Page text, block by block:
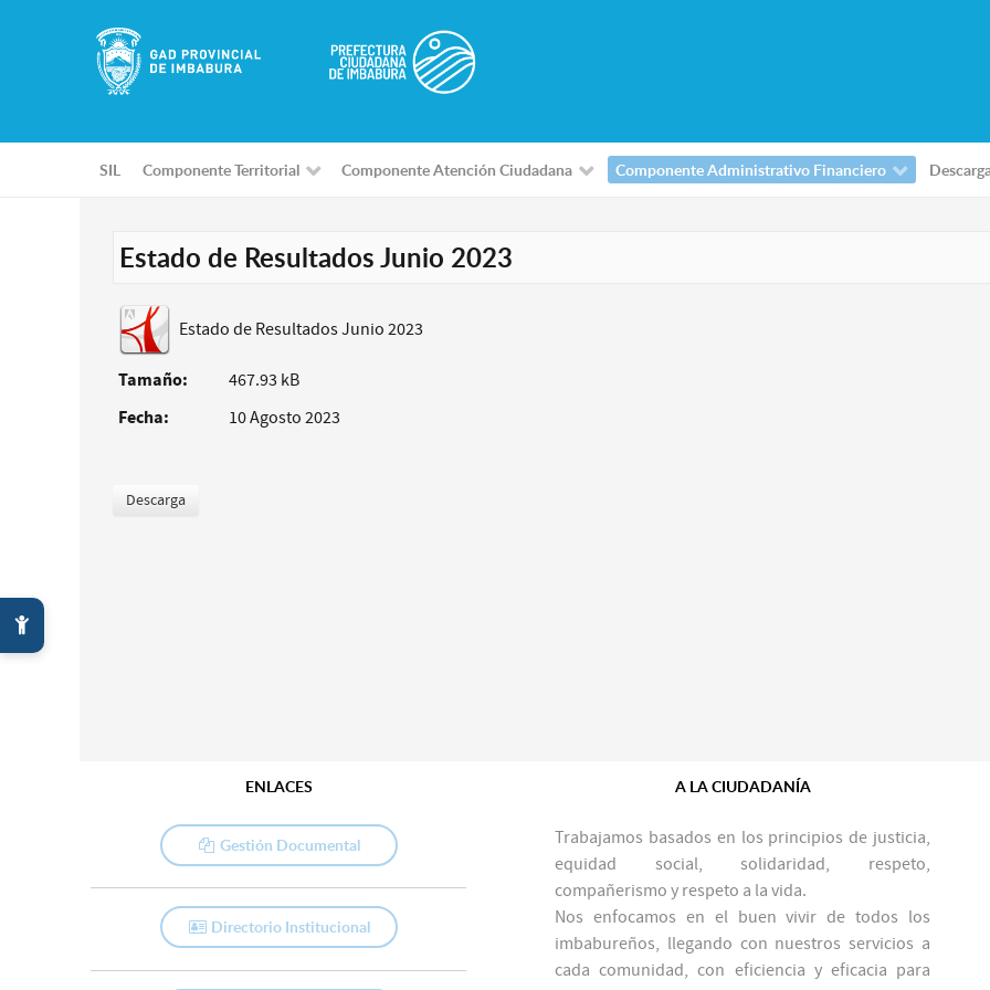
SIL Componente Territorial Componente Atención Ciudadana Componente Administrativo Financiero
Estado de Resultados Junio 2023
Estado de Resultados Junio 2023
Tamaño:
467.93 kB
Fecha:
10 Agosto 2023
ENLACES
Gestión Documental
Directorio Institucional
A LA CIUDADANÍA
Trabajamos basados en los principios de justicia,
equidad social, solidaridad, respeto,
compañerismo y respeto a la vida.
Nos enfocamos en el buen vivir de todos los
imbabureños, llegando con nuestros servicios a
cada comunidad, con eficiencia y eficacia para